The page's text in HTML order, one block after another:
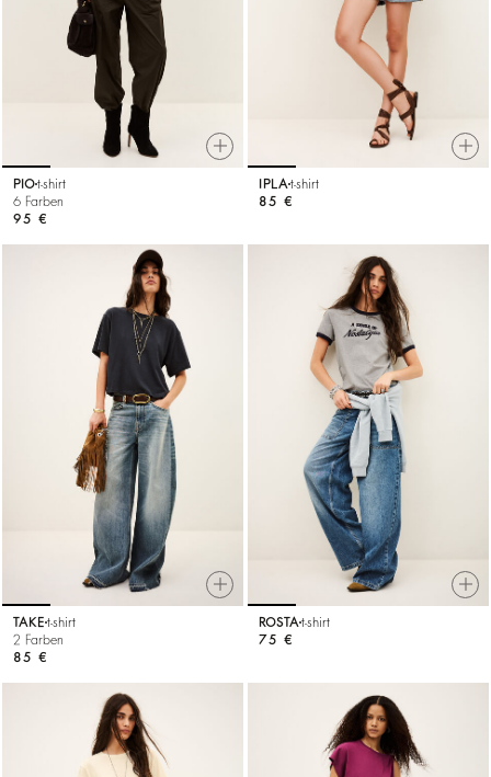
PIOt-shirt
6 Farben
95 €
IPLA t-shirt
85 €
TAKE t-shirt
2 Farben
85 €
ROSTA t-shirt
75 €